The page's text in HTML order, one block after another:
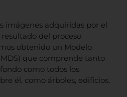
imágenes adquiridas por el
del proceso
obtenido un Modelo
que comprende tanto
como todos los
él, como árboles, edificios,